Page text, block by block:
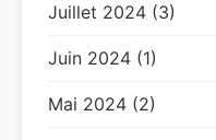
Juillet 2024 (3)
Juin 2024 (1)
Mai 2024 (2)